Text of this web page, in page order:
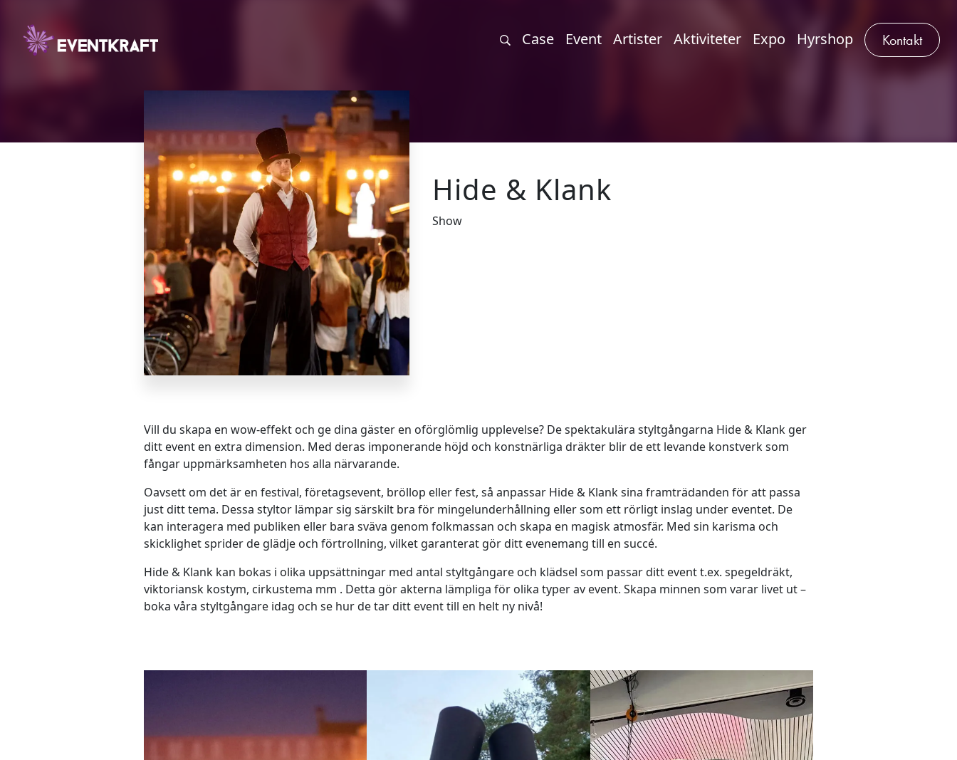
Case Event Artister Aktiviteter Expo Hyrshop Kontakt
Hide & Klank
Show
Vill du skapa en wow-effekt och ge dina gäster en oförglömlig upplevelse? De spektakulära styltgångarna Hide & Klank ger
ditt event en extra dimension. Med deras imponerande höjd och konstnärliga dräkter blir de ett levande konstverk som
fångar uppmärksamheten hos alla närvarande.
Oavsett om det är en festival, företagsevent, bröllop eller fest, så anpassar Hide & Klank sina framträdanden för att passa
just ditt tema. Dessa styltor lämpar sig särskilt bra för mingelunderhållning eller som ett rörligt inslag under eventet. De
kan interagera med publiken eller bara sväva genom folkmassan och skapa en magisk atmosfär. Med sin karisma och
skicklighet sprider de glädje och förtrollning, vilket garanterat gör ditt evenemang till en succé.
Hide & Klank kan bokas i olika uppsättningar med antal styltgångare och klädsel som passar ditt event t.ex. spegeldräkt,
viktoriansk kostym, cirkustema mm . Detta gör akterna lämpliga för olika typer av event. Skapa minnen som varar livet ut –
boka våra styltgångare idag och se hur de tar ditt event till en helt ny nivå!